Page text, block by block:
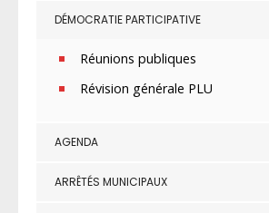
DÉMOCRATIE PARTICIPATIVE
Réunions publiques
Révision générale PLU
AGENDA
ARRÊTÉS MUNICIPAUX